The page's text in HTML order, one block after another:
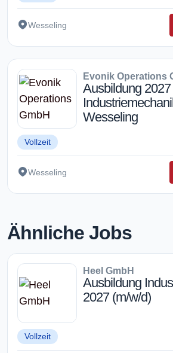
Wesseling
Evonik Operations
Ausbildung 2027
Wesseling
Vollzeit
Wesseling
Ähnliche Jobs
Heel GmbH
Ausbildung
2027 (m/w/d)
Vollzeit